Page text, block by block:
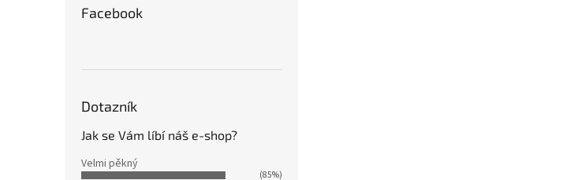
Facebook
Dotazník
Jak se Vám líbí náš e-shop?
Velmi pěkný
(85%)